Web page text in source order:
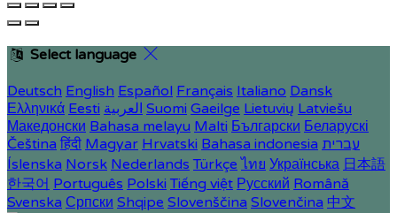
Select language
Deutsch English Español Français Italiano Dansk
Ελληνικά Eesti العربية Suomi Gaeilge Lietuvių Latviešu
Македонски Bahasa melayu Malti Български Беларускі
Čeština हिंदी Magyar Hrvatski Bahasa indonesia עברית
Íslenska Norsk Nederlands Türkçe ไทย Українська 日本語
한국어 Português Polski Tiếng việt Русский Română
Svenska Српски Shqipe Slovenščina Slovenčina 中文